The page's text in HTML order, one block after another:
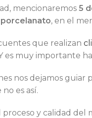
mencionaremos 5
porcelanato, en el
que realizan
es muy importante
nos dejamos
es así.
proceso y calidad del